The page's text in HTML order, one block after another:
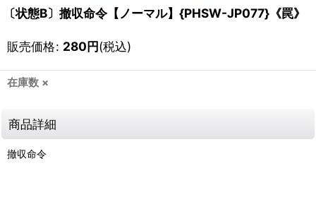
〔状態B〕撤収命令【ノーマル】{PHSW-JP077}《罠》
販売価格: 280円(税込)
在庫数 ×
商品詳細
撤収命令